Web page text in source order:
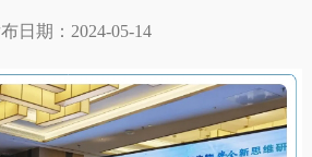
日期：2024-05-14